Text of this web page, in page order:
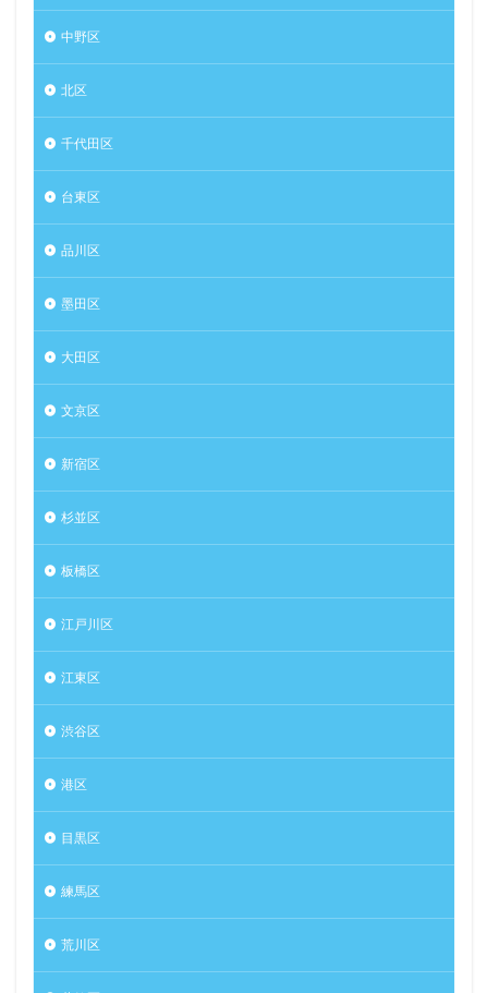
中野区
北区
千代田区
台東区
品川区
墨田区
大田区
文京区
新宿区
杉並区
板橋区
江戸川区
江東区
渋谷区
港区
目黒区
練馬区
荒川区